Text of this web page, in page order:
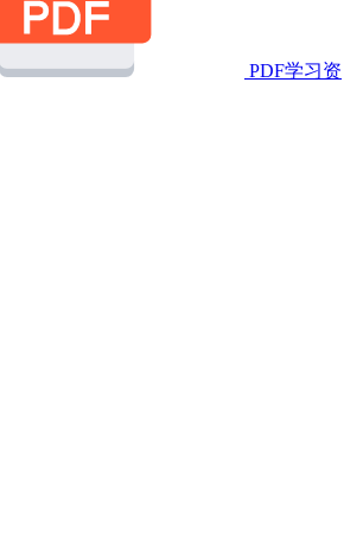
PDF学习资